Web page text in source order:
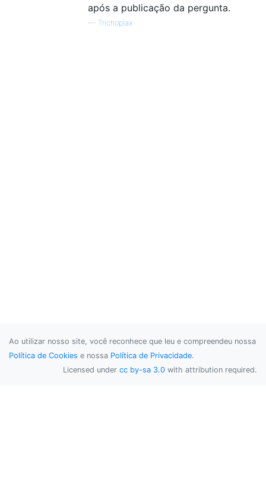
após a publicação da pergunta.
— Trichoplax
Ao utilizar nosso site, você reconhece que leu e compreendeu nossa
Política de Cookies e nossa Política de Privacidade.
Licensed under cc by-sa 3.0 with attribution required.